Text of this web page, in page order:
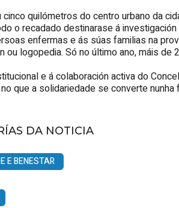
cinco quilómetros do centro urbano da
o recadado destinarase á
enfermas e ás súas familias na
ou logopedia. Só no último ano, máis
e á colaboración activa do
que a solidariedade se converte
DA NOTICIA
E BENESTAR